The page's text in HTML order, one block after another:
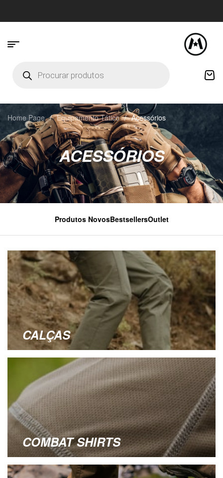
ACESSÓRIOS
Home Page / Equipamento Tático / Acessórios
Produtos NovosBestsellersOutlet
CALÇAS
COMBAT SHIRTS